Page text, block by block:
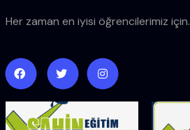
Her zaman en iyisi öğrencilerimiz için.